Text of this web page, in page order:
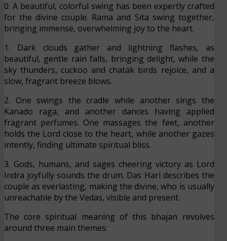
0. A beautiful, colorful swing has been expertly crafted
for the divine couple. Rama and Sita swing together,
bringing immense, overwhelming joy to the heart.
1. Dark clouds gather and lightning flashes, as
beautiful, gentle rain falls, bringing delight, while the
sky thunders, cuckoo and chatak birds rejoice, and a
slow, fragrant breeze blows.
2. One swings the cradle while another sings the
Kanado raga, and another dances having applied
fragrant perfumes. One massages the feet, another
holds the Lord close to the heart, while another gazes
intently, finding ultimate spiritual bliss.
3. Gods, humans, and sages cheering victory as Lord
Indra joyfully sounds the drum. Das Hari describes the
couple as everlasting, making the divine, who is usually
unreachable by the Vedas, visible and present.
The core spiritual meaning of this bhajan revolves
around three main themes: